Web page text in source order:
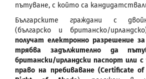
пътуване, с който са
Българските граждани с
(българско и британско/
получат електронно разрешение
трябва задължително да
британски/ирландски паспорт или с
право на пребиваване (Certificate